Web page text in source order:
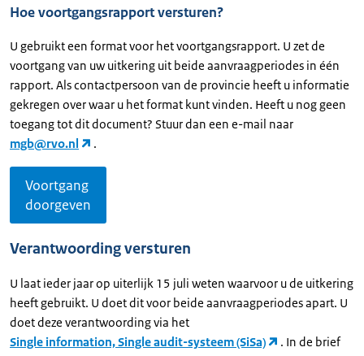
Hoe voortgangsrapport versturen?
U gebruikt een format voor het voortgangsrapport. U zet de
voortgang van uw uitkering uit beide aanvraagperiodes in één
rapport. Als contactpersoon van de provincie heeft u informatie
gekregen over waar u het format kunt vinden. Heeft u nog geen
toegang tot dit document? Stuur dan een e-mail naar
mgb@rvo.nl
.
Voortgang
doorgeven
Verantwoording versturen
U laat ieder jaar op uiterlijk 15 juli weten waarvoor u de uitkering
heeft gebruikt. U doet dit voor beide aanvraagperiodes apart. U
doet deze verantwoording via het
Single information, Single audit-systeem (SiSa)
. In de brief